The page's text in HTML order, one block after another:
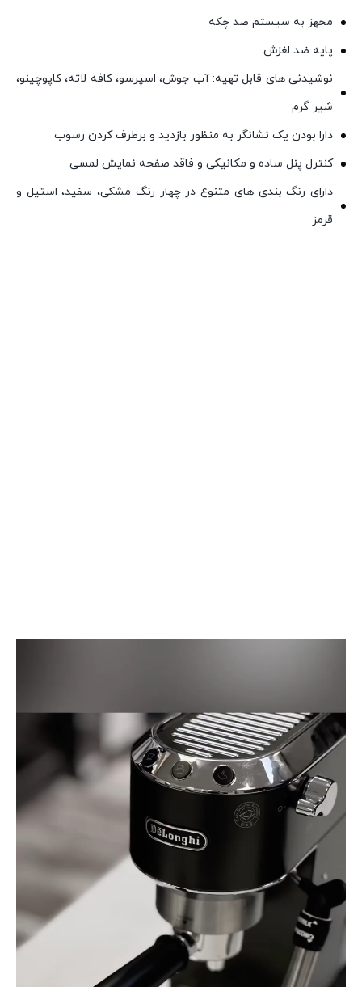
مجهز به سیستم ضد چکه
پایه ضد لغزش
نوشیدنی های قابل تهیه: آب جوش، اسپرسو، کافه لاته، کاپوچینو،
شیر گرم
دارا بودن یک نشانگر به منظور بازدید و برطرف کردن رسوب
کنترل پنل ساده و مکانیکی و فاقد صفحه نمایش لمسی
دارای رنگ بندی های متنوع در چهار رنگ مشکی، سفید، استیل و
قرمز